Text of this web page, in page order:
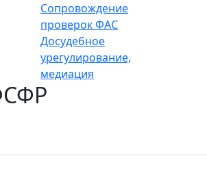
Сопровождение
проверок ФАС
Досудебное
урегулирование,
медиация